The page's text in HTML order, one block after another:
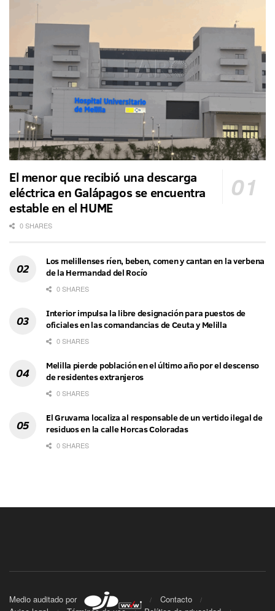
El menor que recibió una descarga
eléctrica en Galápagos se encuentra
estable en el HUME
0 SHARES
Los melillenses ríen, beben, comen y cantan en la verbena
de la Hermandad del Rocío
0 SHARES
Interior impulsa la libre designación para puestos de
oficiales en las comandancias de Ceuta y Melilla
0 SHARES
Melilla pierde población en el último año por el descenso
de residentes extranjeros
0 SHARES
El Gruvama localiza al responsable de un vertido ilegal de
residuos en la calle Horcas Coloradas
0 SHARES
Medio auditado por
Contacto